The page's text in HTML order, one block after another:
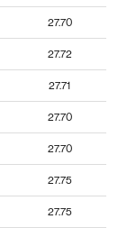
27.70
27.72
27.71
27.70
27.70
27.75
27.75